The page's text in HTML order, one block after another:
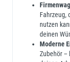
Fahrzeug,
nutzen
deinen
Moderne
Zubehör –